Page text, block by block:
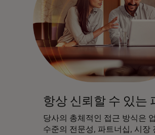
항상 신뢰할 수 있는
당사의 총체적인 접근 방식은
수준의 전문성, 파트너십, 시장